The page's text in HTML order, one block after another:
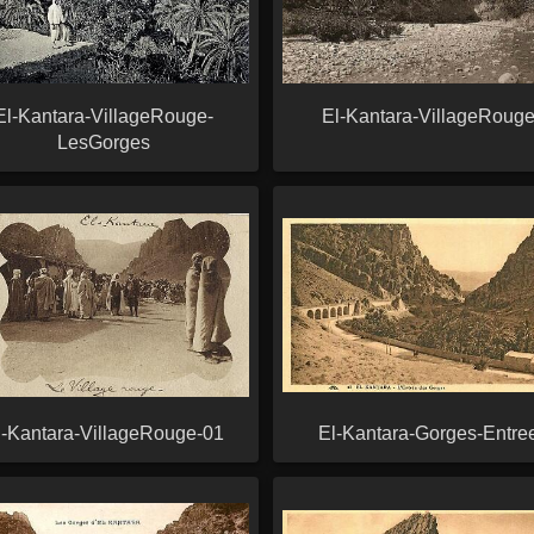
Kantara-VillageRouge-
LesGorges
El-Kantara-
Kantara-VillageRouge-01 El-Kantara-Gorges-